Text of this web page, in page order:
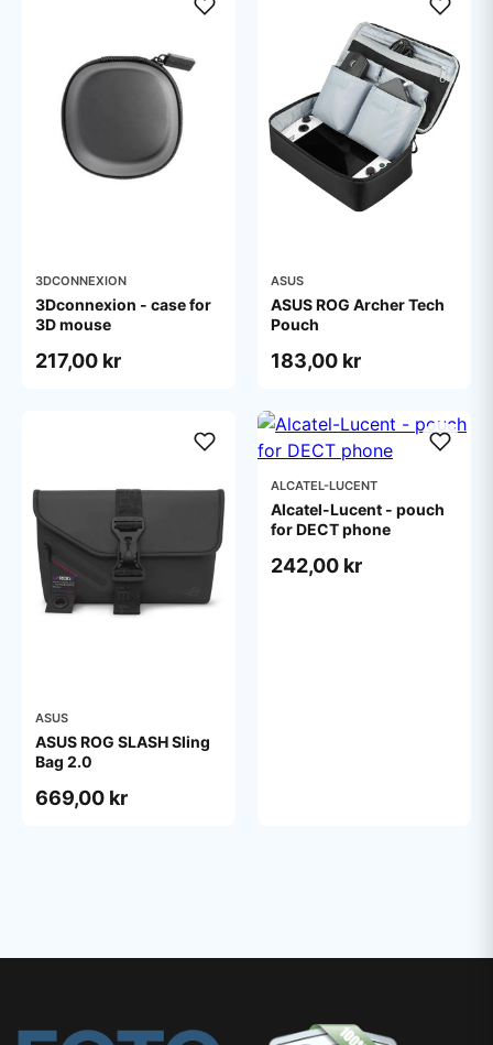
3DCONNEXION
3Dconnexion - case for
3D mouse
217,00 kr
ASUS
ASUS ROG Archer Tech
Pouch
183,00 kr
ASUS
ASUS ROG SLASH Sling
Bag 2.0
669,00 kr
ALCATEL-LUCENT
Alcatel-Lucent - pouch
for DECT phone
242,00 kr